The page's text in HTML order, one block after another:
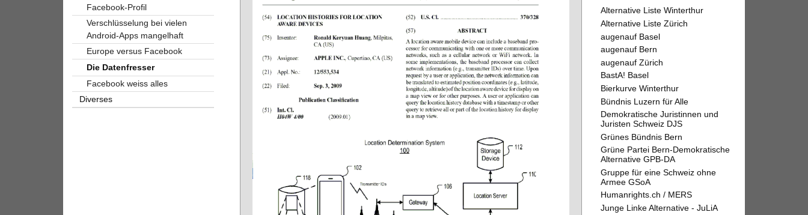
Alternative Liste Winterthur
Alternative Liste Zürich
augenauf Basel
augenauf Bern
augenauf Zürich
BastA! Basel
Bierkurve Winterthur
Bündnis Luzern für Alle
Demokratische Juristinnen und
Juristen Schweiz DJS
Grünes Bündnis Bern
Grüne Partei Bern-Demokratische
Alternative GPB-DA
Gruppe für eine Schweiz ohne
Armee GSoA
Humanrights.ch / MERS
Junge Linke Alternative - JuLiA
Facebook-Profil
Verschlüsselung bei vielen
Android-Apps mangelhaft
Europe versus Facebook
Die Datenfresser
Facebook weiss alles
Diverses